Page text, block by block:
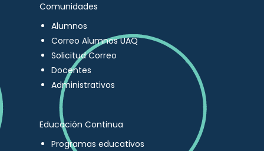
Comunidades
Alumnos
Correo Alumnos UAQ
Solicitud Correo
Docentes
Administrativos
Educación Continua
Programas educativos